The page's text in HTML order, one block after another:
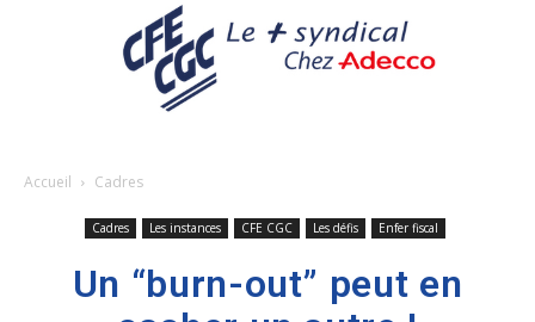
Accueil Cadres
Cadres Les instances CFE CGC Les défis Enfer fiscal
Un “burn-out” peut en